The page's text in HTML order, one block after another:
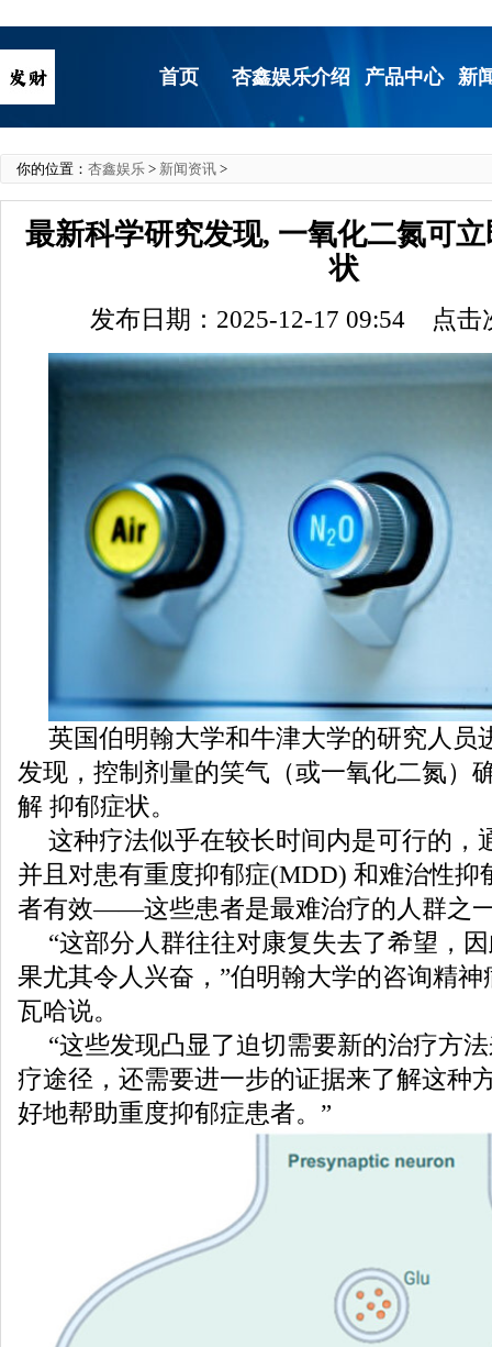
首页 杏鑫娱乐介绍 产品中心 新
你的位置： 杏鑫娱乐 > 新闻资讯 >
最新科学研究发现, 一氧化二氮可
状
发布日期：2025-12-17 09:54 点击
英国伯明翰大学和牛津大学的研究人员
发现，控制剂量的笑气（或一氧化二氮）
解 抑郁症状。
这种疗法似乎在较长时间内是可行的，
并且对患有重度抑郁症(MDD) 和难治性抑
者有效——这些患者是最难治疗的人群之
“这部分人群往往对康复失去了希望，
果尤其令人兴奋，”伯明翰大学的咨询精神
瓦哈说。
“这些发现凸显了迫切需要新的治疗方
疗途径，还需要进一步的证据来了解这种
好地帮助重度抑郁症患者。”